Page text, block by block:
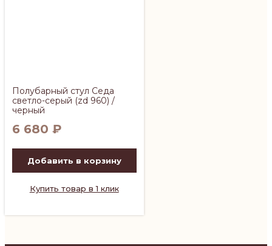
Полубарный стул Седа
светло-серый (zd 960) /
черный
6 680 ₽
Добавить в корзину
Купить товар в 1 клик